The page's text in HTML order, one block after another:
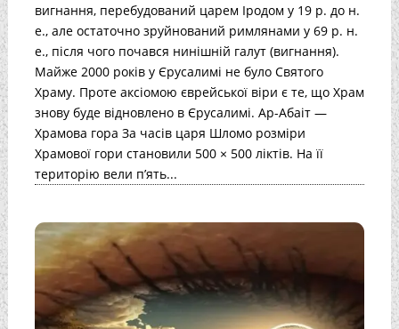
вигнання, перебудований царем Іродом у 19 р. до н.
е., але остаточно зруйнований римлянами у 69 р. н.
е., після чого почався нинішній галут (вигнання).
Майже 2000 років у Єрусалимі не було Святого
Храму. Проте аксіомою єврейської віри є те, що Храм
знову буде відновлено в Єрусалимі. Ар-Абаіт —
Храмова гора За часів царя Шломо розміри
Храмової гори становили 500 × 500 ліктів. На її
територію вели п’ять...